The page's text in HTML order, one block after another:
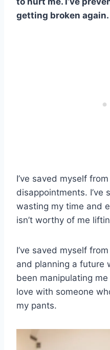
getting broken again.
I’ve saved myself
disappointments. I’ve
wasting my time and
isn’t worthy of me
I’ve saved myself
and planning a future
been manipulating
love with someone
my pants.